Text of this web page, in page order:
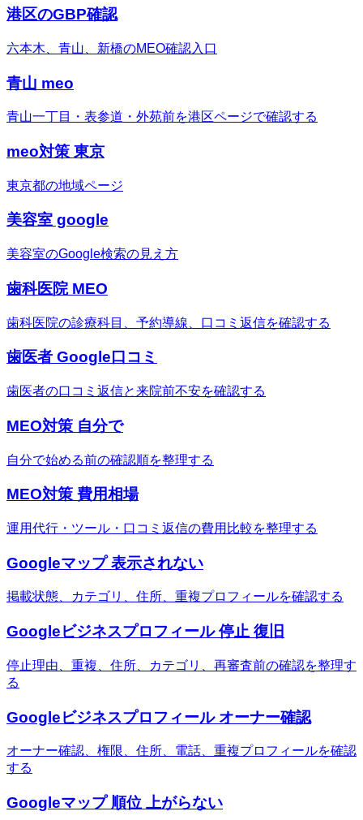
港区のGBP確認
六本木、青山、新橋のMEO確認入口
青山 meo
青山一丁目・表参道・外苑前を港区ページで確認する
meo対策 東京
東京都の地域ページ
美容室 google
美容室のGoogle検索の見え方
歯科医院 MEO
歯科医院の診療科目、予約導線、口コミ返信を確認する
歯医者 Google口コミ
歯医者の口コミ返信と来院前不安を確認する
MEO対策 自分で
自分で始める前の確認順を整理する
MEO対策 費用相場
運用代行・ツール・口コミ返信の費用比較を整理する
Googleマップ 表示されない
掲載状態、カテゴリ、住所、重複プロフィールを確認する
Googleビジネスプロフィール 停止 復旧
停止理由、重複、住所、カテゴリ、再審査前の確認を整理す
る
Googleビジネスプロフィール オーナー確認
オーナー確認、権限、住所、電話、重複プロフィールを確認
する
Googleマップ 順位 上がらない